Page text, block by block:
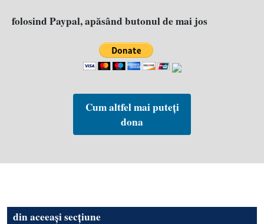
folosind Paypal, apăsând butonul de mai jos
Cum altfel mai puteți
dona
din aceeași secțiune